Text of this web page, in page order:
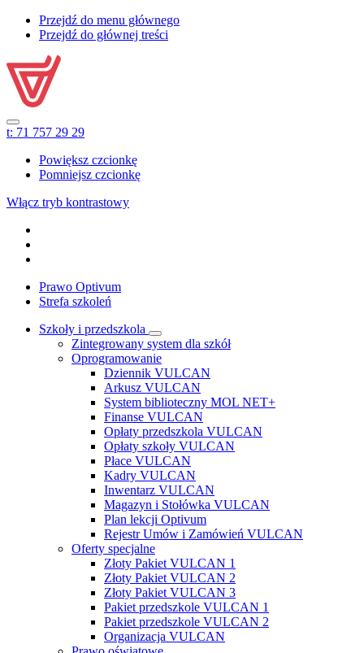
Przejdź do menu głównego
Przejdź do głównej treści
t: 71 757 29 29
Powiększ czcionkę
Pomniejsz czcionkę
Włącz tryb kontrastowy
Prawo Optivum
Strefa szkoleń
Szkoły i przedszkola
Zintegrowany system dla szkół
Oprogramowanie
Dziennik VULCAN
Arkusz VULCAN
System biblioteczny MOL NET+
Finanse VULCAN
Opłaty przedszkola VULCAN
Opłaty szkoły VULCAN
Płace VULCAN
Kadry VULCAN
Inwentarz VULCAN
Magazyn i Stołówka VULCAN
Plan lekcji Optivum
Rejestr Umów i Zamówień VULCAN
Oferty specjalne
Złoty Pakiet VULCAN 1
Złoty Pakiet VULCAN 2
Złoty Pakiet VULCAN 3
Pakiet przedszkole VULCAN 1
Pakiet przedszkole VULCAN 2
Organizacja VULCAN